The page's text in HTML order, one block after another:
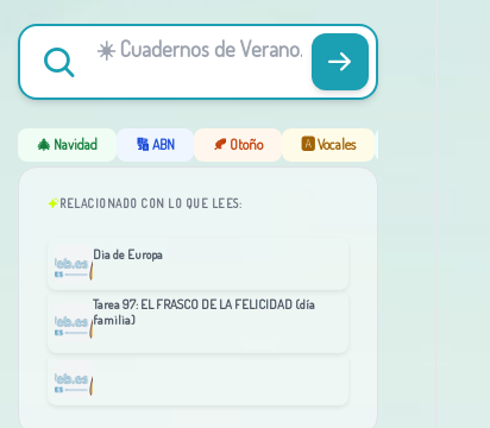
🎄 Navidad 🔢 ABN 🍂 Otoño 🅰️ Vocales
RELACIONADO CON LO QUE LEES:
Dia de Europa
Tarea 97: EL FRASCO DE LA FELICIDAD (día
familia)